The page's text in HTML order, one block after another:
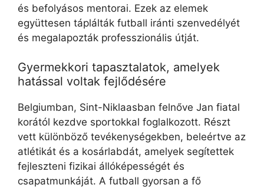
és befolyásos mentorai. Ezek az elemek
együttesen táplálták futball iránti szenvedélyét
és megalapozták professzionális útját.
Gyermekkori tapasztalatok, amelyek
hatással voltak fejlődésére
Belgiumban, Sint-Niklaasban felnőve Jan fiatal
korától kezdve sportokkal foglalkozott. Részt
vett különböző tevékenységekben, beleértve az
atlétikát és a kosárlabdát, amelyek segítettek
fejleszteni fizikai állóképességét és
csapatmunkáját. A futball gyorsan a fő